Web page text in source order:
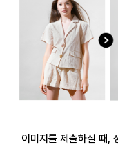
이미지를 제출하실 때,